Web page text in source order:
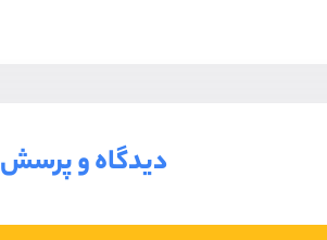
دیدگاه و پرسش